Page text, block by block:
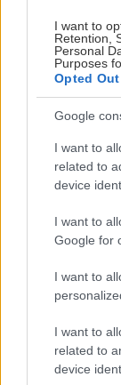
I want to
Retention,
Personal
Purposes
Opted Out
Google
I want to
related to
device
I want to
Google for
I want to
I want to
related to
device
ktoré slnko
Môže aspirín
rastliny?
možno prekvapí
CHALUPA